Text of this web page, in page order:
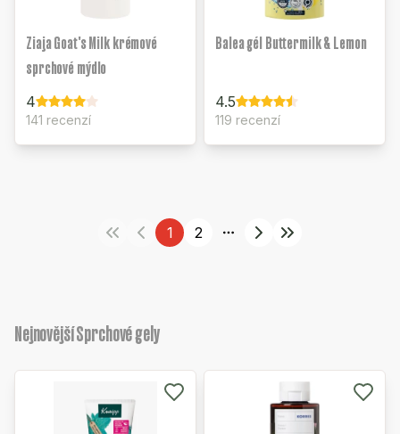
Ziaja Goat's Milk krémové
sprchové mýdlo
4
141 recenzí
Balea gél Buttermilk & Lemon
4.5
119 recenzí
1 2
More pages
Nejnovější Sprchové gely